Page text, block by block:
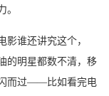
。
影谁还讲究这个，
的明星都数不清，移
而过——比如看完电